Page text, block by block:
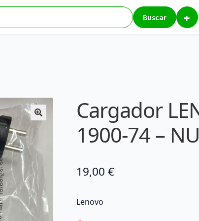
Buscar +
1900-74 – NUEVO
Cargador
1900-74 –
19,00 €
Lenovo